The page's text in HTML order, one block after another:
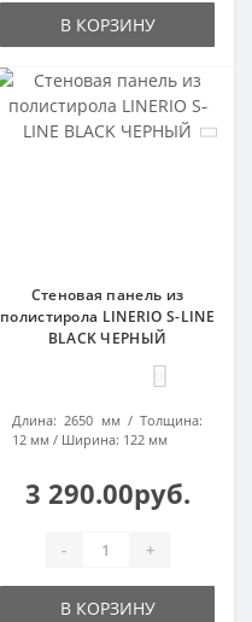
В КОРЗИНУ
Стеновая панель из
полистирола LINERIO S-LINE
BLACK ЧЕРНЫЙ
Длина: 2650 мм
Толщина:
12 мм
Ширина: 122 мм
3 290.00руб.
- +
В КОРЗИНУ